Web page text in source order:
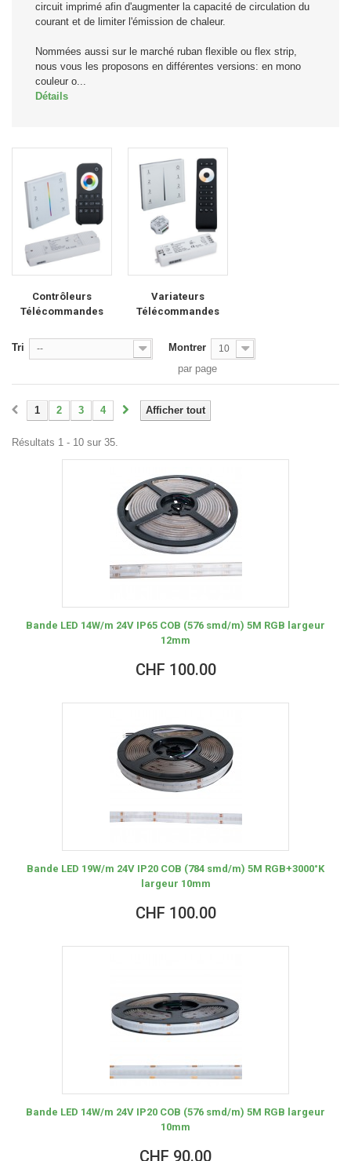
circuit imprimé afin d'augmenter la capacité de circulation du
courant et de limiter l'émission de chaleur.
Nommées aussi sur le marché ruban flexible ou flex strip,
nous vous les proposons en différentes versions: en mono
couleur o...
Détails
Contrôleurs
Télécommandes
Variateurs
Télécommandes
Tri -- Montrer 10
par page
Afficher tout
1 2 3 4
Résultats 1 - 10 sur 35.
Bande LED 14W/m 24V IP65 COB (576 smd/m) 5M RGB largeur
12mm
CHF 100.00
Bande LED 19W/m 24V IP20 COB (784 smd/m) 5M RGB+3000°K
largeur 10mm
CHF 100.00
Bande LED 14W/m 24V IP20 COB (576 smd/m) 5M RGB largeur
10mm
CHF 90.00